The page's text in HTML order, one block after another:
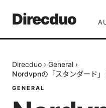
Direcduo
Direcduo › General ›
Nordvpnの「スタンダード
GENERAL